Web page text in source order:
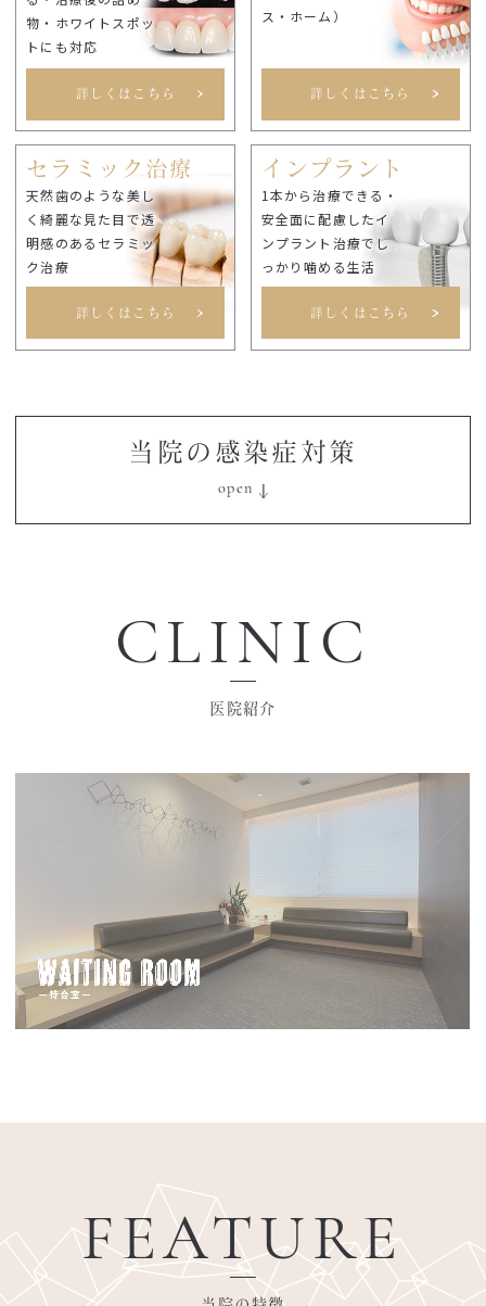
物・ホワイトスポッ
トにも対応
詳しくはこちら
ス・ホーム）
詳しくはこちら
セラミック治療
天然歯のような美し
く綺麗な見た目で透
明感のあるセラミッ
ク治療
詳しくはこちら
インプラント
1本から治療できる・
安全面に配慮したイ
ンプラント治療でし
っかり噛める生活
詳しくはこちら
当院の感染症対策
CLINIC
医院紹介
FEATURE